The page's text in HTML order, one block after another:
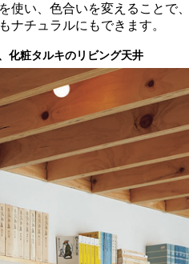
使い、色合いを変えることで、
ナチュラルにもできます。
化粧タルキのリビング天井